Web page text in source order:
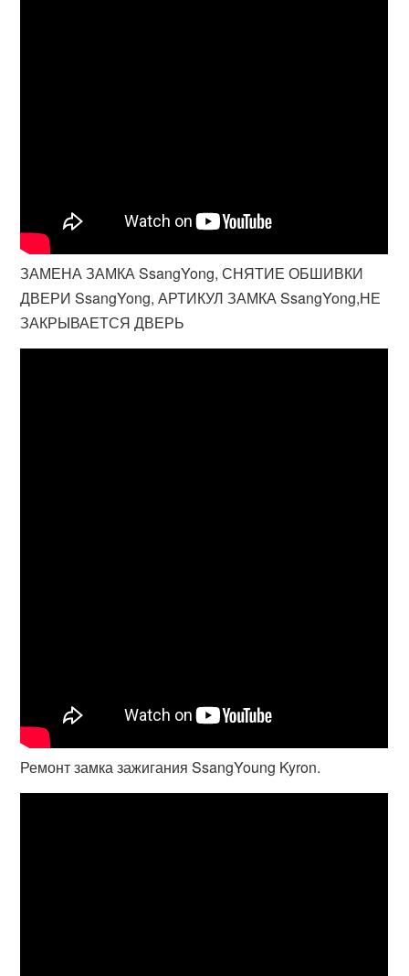
ЗАМЕНА ЗАМКА SsangYong, СНЯТИЕ ОБШИВКИ
ДВЕРИ SsangYong, АРТИКУЛ ЗАМКА SsangYong,НЕ
ЗАКРЫВАЕТСЯ ДВЕРЬ
Ремонт замка зажигания SsangYoung Kyron.